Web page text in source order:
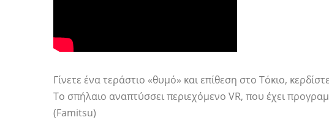
Γίνετε ένα τεράστιο «θυμό» και επίθεση στο Τόκιο,
Το σπήλαιο αναπτύσσει περιεχόμενο VR, που έχει
(Famitsu)